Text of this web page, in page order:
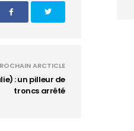
ARCTICLE
: un pilleur de
troncs arrêté